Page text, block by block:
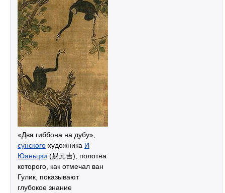
«Два гиббона на дубу»,
сунского художника И
Юаньцзи (易元吉), полотна
которого, как отмечал ван
Гулик, показывают
глубокое знание